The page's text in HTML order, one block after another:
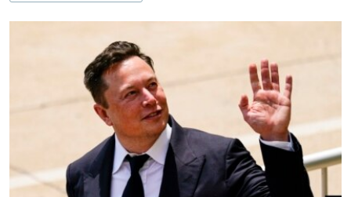
ՏԱՐԱԾԱՇՐՋԱՆ
ՄԻՋԱԶԳԱՅԻՆ
ՄՇԱԿՈՒՅԹ
ՄԵԿՆԱԲԱՆՈՒԹՅՈՒՆ
ՏՏ ԵՒ ԻՆՏԵՐՆԵՏ